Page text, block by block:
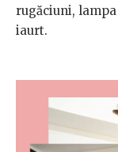
rugăciuni,
iaurt.